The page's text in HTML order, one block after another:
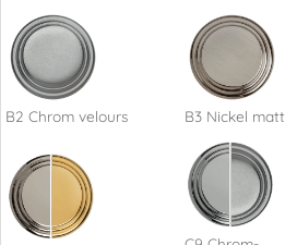
B2 Chrom velours B3 Nickel matt